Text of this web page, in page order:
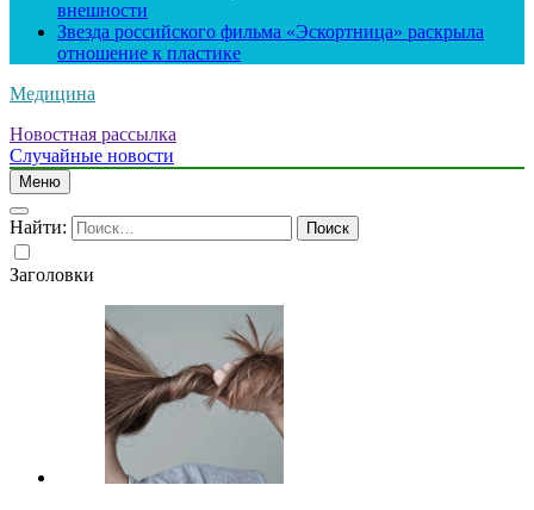
внешности
Звезда российского фильма «Эскортница» раскрыла
отношение к пластике
Медицина
Новостная рассылка
Случайные новости
Меню
Найти:
Заголовки